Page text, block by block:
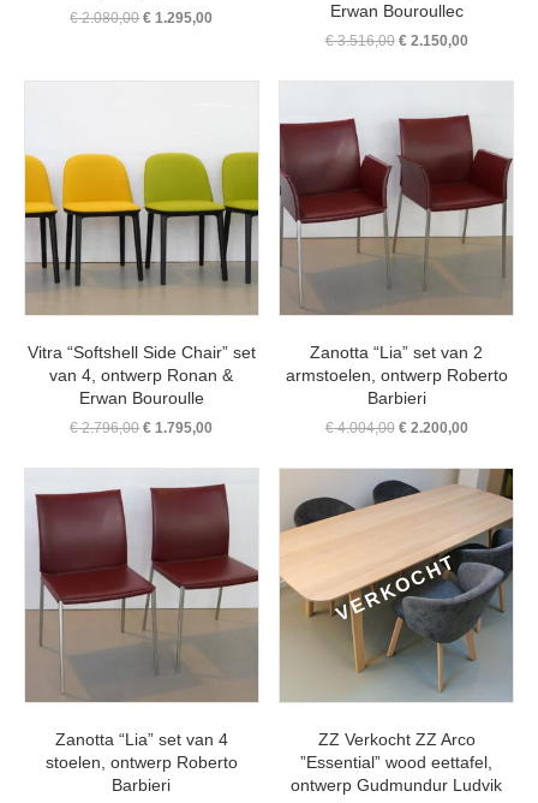
€2.080,00Oorspronkelijke
€ 2.080,00.
€ 1.295,00
€ 1.295,00.
Erwan Bouroullec
€3.516,00 Oorspronkelijke
was:
€2.150,00Huidige
is:
Vitra “Softshell Side Chair” set
van 4, ontwerp Ronan &
Erwan Bouroulle
€2.796,00Oorspronkelijke
was:
€ 2.796,00.
€ 1.795,00
is:
€ 1.795,00.
Zanotta “Lia” set van 2
armstoelen, ontwerp Roberto
Barbieri
€4.004,00 Oorspronkelijke
was:
€ 4.004,00.
€2.200,00Huidige
is:
€
Zanotta “Lia” set van 4
stoelen, ontwerp Roberto
Barbieri
ZZ Verkocht ZZ Arco
”Essential” wood eettafel,
ontwerp Gudmundur Ludvik